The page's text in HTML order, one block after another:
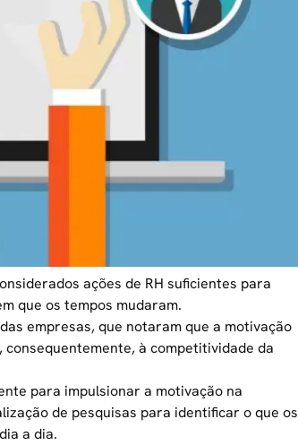
ações de RH suficientes para
que os tempos mudaram.
empresas, que notaram que a motivação
à competitividade da
para impulsionar a motivação na
de pesquisas para identificar o que os
a dia.